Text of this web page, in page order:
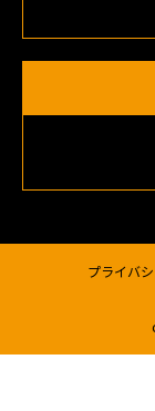
プライバ